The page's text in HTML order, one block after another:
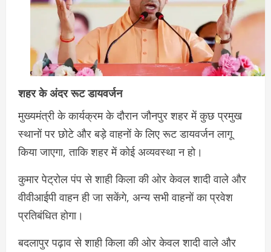
शहर के अंदर रूट डायवर्जन
मुख्यमंत्री के कार्यक्रम के दौरान जौनपुर शहर में कुछ प्रमुख
स्थानों पर छोटे और बड़े वाहनों के लिए रूट डायवर्जन लागू
किया जाएगा, ताकि शहर में कोई अव्यवस्था न हो।
कुमार पेट्रोल पंप से शाही किला की ओर केवल शादी वाले और
वीवीआईपी वाहन ही जा सकेंगे, अन्य सभी वाहनों का प्रवेश
प्रतिबंधित होगा।
बदलापुर पढ़ाव से शाही किला की ओर केवल शादी वाले और